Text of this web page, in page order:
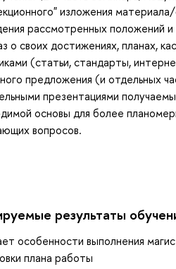
изложения
рассмотренных положений
о своих достижениях, планах,
(статьи, стандарты,
предложения (и отдельных
презентациями
основы для более
вопросов.
результаты
особенности выполнения
плана работы